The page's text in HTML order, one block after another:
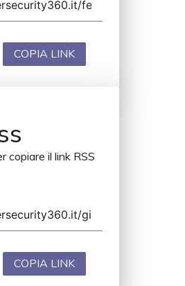
COPIA LINK
copiare il link RSS
COPIA LINK